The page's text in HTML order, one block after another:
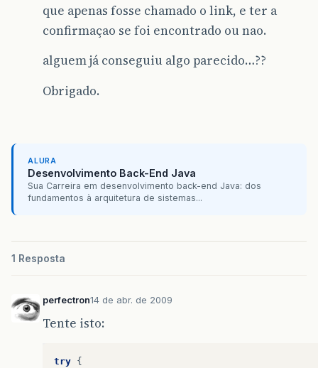
que apenas fosse chamado o link, e ter a
confirmaçao se foi encontrado ou nao.
alguem já conseguiu algo parecido…??
Obrigado.
ALURA
Desenvolvimento Back-End Java
Sua Carreira em desenvolvimento back-end Java: dos
fundamentos à arquitetura de sistemas...
1 Resposta
perfectron14 de abr. de 2009
Tente isto:
try {